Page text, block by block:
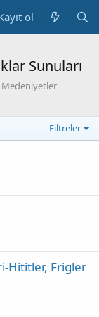
ol
Sunuları
Medeniyetler
Filtreler
Hititler, Frigler